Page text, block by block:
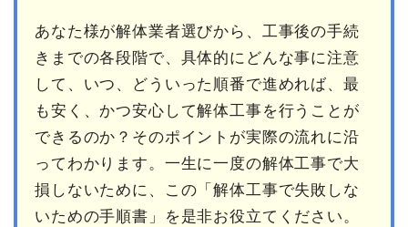
あなた様が解体業者選びから、工事後の手続
きまでの各段階で、具体的にどんな事に注意
して、いつ、どういった順番で進めれば、最
も安く、かつ安心して解体工事を行うことが
できるのか？そのポイントが実際の流れに沿
ってわかります。一生に一度の解体工事で大
損しないために、この「解体工事で失敗しな
いための手順書」を是非お役立てください。